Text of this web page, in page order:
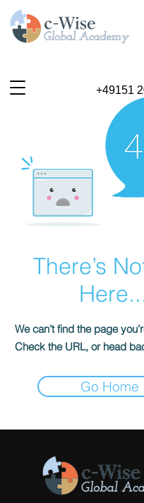
+49151
There’s
We can’t find the page
Check the URL, or head
Go Home